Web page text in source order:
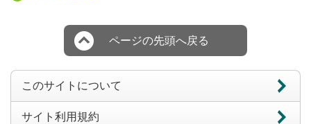
ページの先頭へ戻る
このサイトについて
サイト利用規約